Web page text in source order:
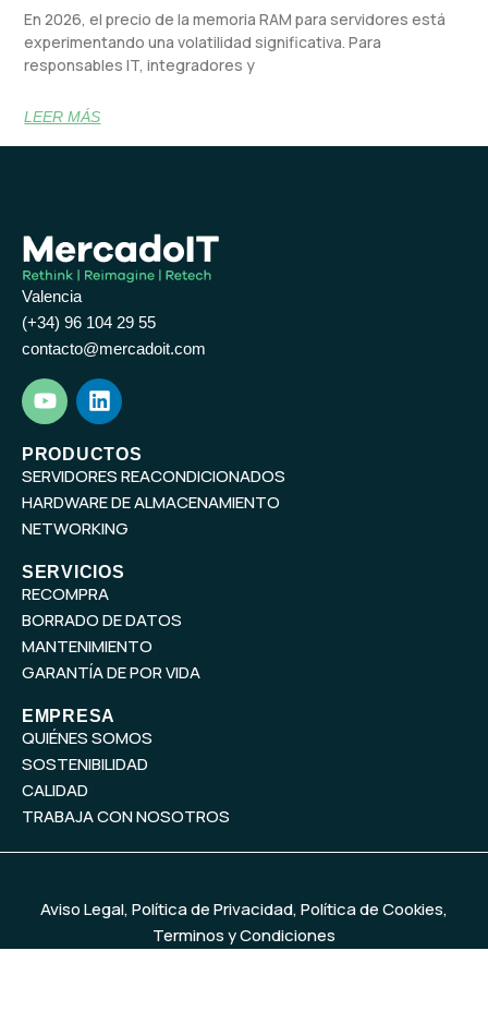
En 2026, el precio de la memoria RAM para servidores está
experimentando una volatilidad significativa. Para
responsables IT, integradores y
LEER MÁS
Valencia
(+34) 96 104 29 55
contacto@mercadoit.com
Y
o
u
t
u
b
e
L
i
n
k
e
d
i
PRODUCTOS
SERVIDORES REACONDICIONADOS
HARDWARE DE ALMACENAMIENTO
NETWORKING
SERVICIOS
RECOMPRA
BORRADO DE DATOS
MANTENIMIENTO
GARANTÍA DE POR VIDA
EMPRESA
QUIÉNES SOMOS
SOSTENIBILIDAD
CALIDAD
TRABAJA CON NOSOTROS
Aviso Legal,Política de Privacidad,Política de Cookies,
Terminos y Condiciones